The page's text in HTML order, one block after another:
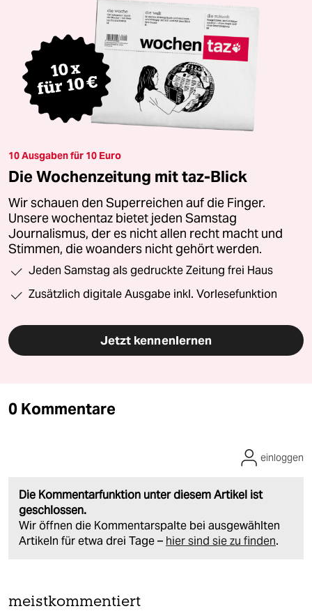
10 Ausgaben für 10 Euro
Die Wochenzeitung mit taz-Blick
Wir schauen den Superreichen auf die Finger.
Unsere wochentaz bietet jeden Samstag
Journalismus, der es nicht allen recht macht und
Stimmen, die woanders nicht gehört werden.
Jeden Samstag als gedruckte Zeitung frei Haus
Zusätzlich digitale Ausgabe inkl. Vorlesefunktion
Jetzt kennenlernen
0 Kommentare
Die Kommentarfunktion unter diesem Artikel ist
geschlossen.
Wir öffnen die Kommentarspalte bei ausgewählten
Artikeln für etwa drei Tage – hier sind sie zu finden.
einloggen
meistkommentiert